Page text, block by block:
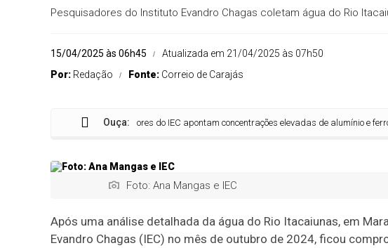
Pesquisadores do Instituto Evandro Chagas coletam água do Rio
15/04/2025 às 06h45
Atualizada em 21/04/2025 às 07h50
Por: Redação Fonte: Correio de Carajás
Ouça:
Pesquisadores do IEC apontam concentrações elevadas de alumínio e ferro no
Foto: Ana Mangas e IEC
Após uma análise detalhada da água do Rio Itacaiunas, em
Evandro Chagas (IEC) no mês de outubro de 2024, ficou